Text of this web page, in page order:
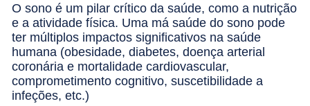
O sono é um pilar crítico da saúde, como a nutrição
e a atividade física. Uma má saúde do sono pode
ter múltiplos impactos significativos na saúde
humana (obesidade, diabetes, doença arterial
coronária e mortalidade cardiovascular,
comprometimento cognitivo, suscetibilidade a
infeções, etc.)